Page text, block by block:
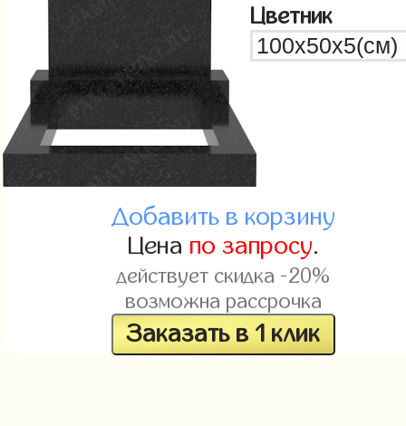
Цветник
Добавить в корзину
Цена по запросу.
действует скидка -20%
возможна рассрочка
Заказать в 1 клик